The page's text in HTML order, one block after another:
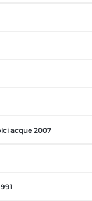
acque 2007